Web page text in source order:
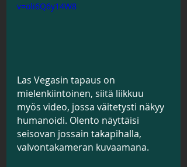
v=oli6Q6y14W8
Las Vegasin tapaus on
mielenkiintoinen, siitä liikkuu
myös video, jossa väitetysti näkyy
humanoidi. Olento näyttäisi
seisovan jossain takapihalla,
valvontakameran kuvaamana.